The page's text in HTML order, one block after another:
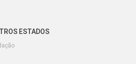
ESTADOS